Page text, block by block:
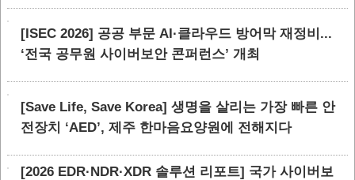
[ISEC 2026] 공공 부문 AI·클라우드 방어막 재정비...
‘전국 공무원 사이버보안 콘퍼런스’ 개최
[Save Life, Save Korea] 생명을 살리는 가장 빠른 안
전장치 ‘AED’, 제주 한마음요양원에 전해지다
[2026 EDR·NDR·XDR 솔루션 리포트] 국가 사이버보